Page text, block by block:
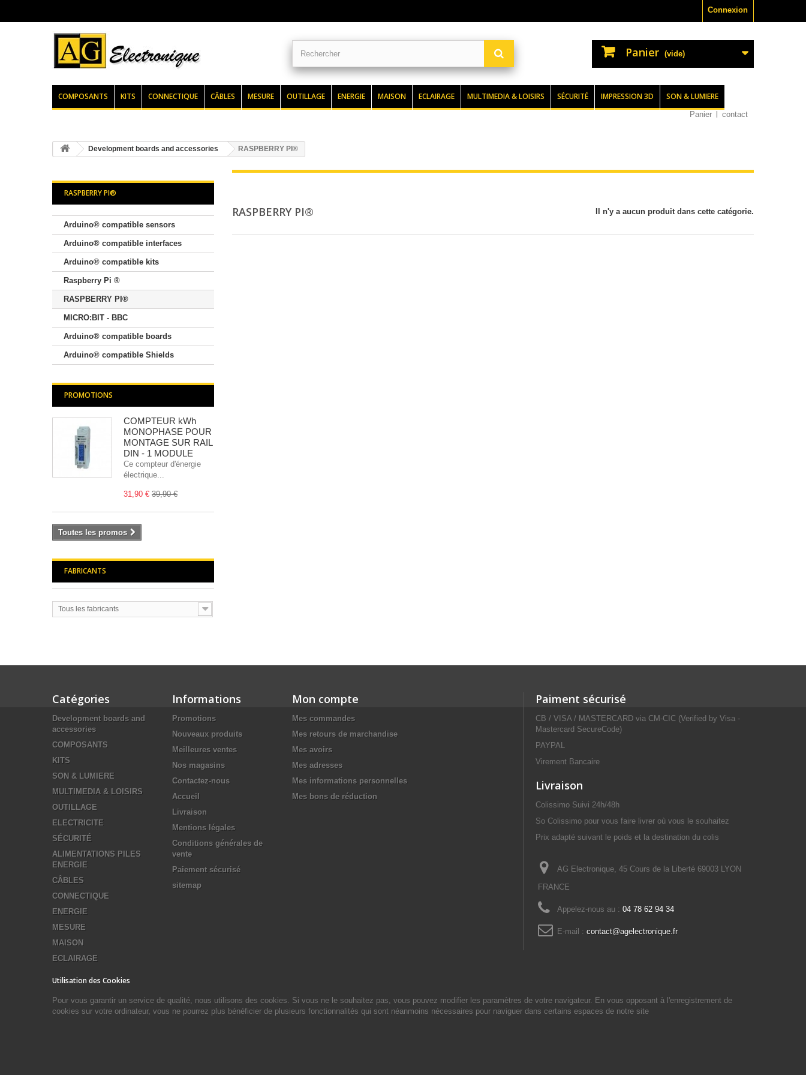
Connexion
Panier (vide)
COMPOSANTS KITS CONNECTIQUE CÂBLES MESURE OUTILLAGE ENERGIE MAISON ECLAIRAGE MULTIMEDIA & LOISIRS SÉCURITÉ IMPRESSION 3D SON & LUMIERE
Panier contact
Development boards and accessories RASPBERRY PI®
RASPBERRY PI®
Arduino® compatible sensors
Arduino® compatible interfaces
Arduino® compatible kits
Raspberry Pi ®
RASPBERRY PI®
MICRO:BIT - BBC
Arduino® compatible boards
Arduino® compatible Shields
PROMOTIONS
COMPTEUR kWh
MONOPHASE POUR
MONTAGE SUR RAIL
DIN - 1 MODULE
Ce compteur d'énergie
électrique...
31,90 € 39,90 €
Toutes les promos
FABRICANTS
Tous les fabricants
RASPBERRY PI® Il n'y a aucun produit dans cette catégorie.
Catégories
Development boards and
accessories
COMPOSANTS
KITS
SON & LUMIERE
MULTIMEDIA & LOISIRS
OUTILLAGE
ELECTRICITE
SÉCURITÉ
ALIMENTATIONS PILES
ENERGIE
CÂBLES
CONNECTIQUE
ENERGIE
MESURE
MAISON
ECLAIRAGE
Informations
Promotions
Nouveaux produits
Meilleures ventes
Nos magasins
Contactez-nous
Accueil
Livraison
Mentions légales
Conditions générales de
vente
Paiement sécurisé
sitemap
Mon compte
Mes commandes
Mes retours de marchandise
Mes avoirs
Mes adresses
Mes informations personnelles
Mes bons de réduction
Paiment sécurisé
CB / VISA / MASTERCARD via CM-CIC (Verified by Visa -
Mastercard SecureCode)
PAYPAL
Virement Bancaire
Livraison
Colissimo Suivi 24h/48h
So Colissimo pour vous faire livrer où vous le souhaitez
Prix adapté suivant le poids et la destination du colis
AG Electronique, 45 Cours de la Liberté 69003 LYON
FRANCE
Appelez-nous au : 04 78 62 94 34
E-mail : contact@agelectronique.fr
Utilisation des Cookies
Pour vous garantir un service de qualité, nous utilisons des cookies. Si vous ne le souhaitez pas, vous pouvez modifier les paramètres de votre navigateur. En vous opposant à l'enregistrement de
cookies sur votre ordinateur, vous ne pourrez plus bénéficier de plusieurs fonctionnalités qui sont néanmoins nécessaires pour naviguer dans certains espaces de notre site